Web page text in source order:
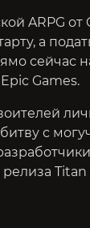
ARPG от
а
сейчас
Games.
с
Titan